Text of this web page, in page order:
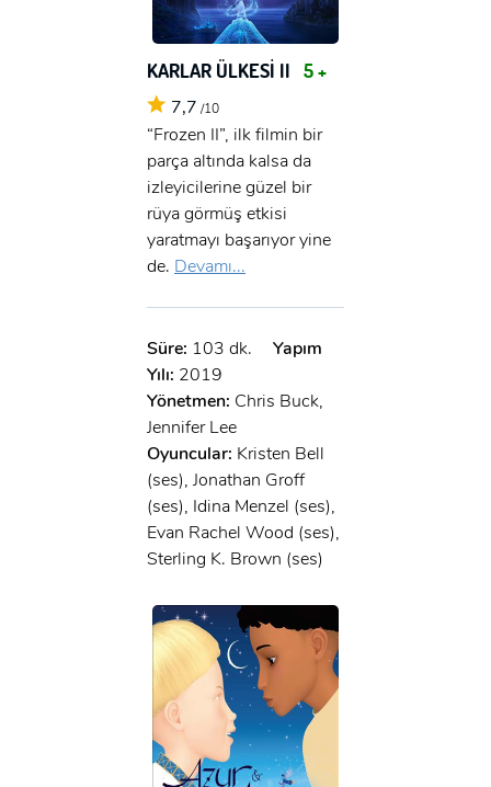
KARLAR ÜLKESİ II 5 +
7,7 /10
“Frozen II”, ilk filmin bir
parça altında kalsa da
izleyicilerine güzel bir
rüya görmüş etkisi
yaratmayı başarıyor yine
de. Devamı...
Süre: 103 dk.
Yapım
Yılı: 2019
Yönetmen: Chris Buck,
Jennifer Lee
Oyuncular: Kristen Bell
(ses), Jonathan Groff
(ses), Idina Menzel (ses),
Evan Rachel Wood (ses),
Sterling K. Brown (ses)